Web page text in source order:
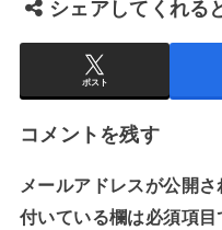
シェアしてくれる
ポスト
コメントを残す
メールアドレスが公開さ
付いている欄は必須項目